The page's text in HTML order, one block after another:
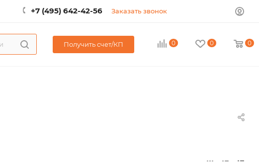
+7 (495) 642-42-56 Заказать звонок
Получить счет/КП 0 0 0